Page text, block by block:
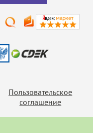
Пользовательское
соглашение